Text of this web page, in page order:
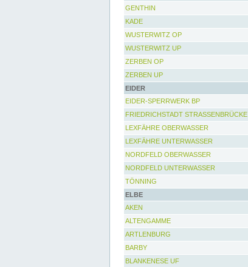
GENTHIN
KADE
WUSTERWITZ OP
WUSTERWITZ UP
ZERBEN OP
ZERBEN UP
EIDER
EIDER-SPERRWERK BP
FRIEDRICHSTADT STRASSENBRÜCKE
LEXFÄHRE OBERWASSER
LEXFÄHRE UNTERWASSER
NORDFELD OBERWASSER
NORDFELD UNTERWASSER
TÖNNING
ELBE
AKEN
ALTENGAMME
ARTLENBURG
BARBY
BLANKENESE UF